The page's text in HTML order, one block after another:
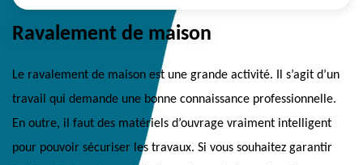
Ravalement de maison
Le ravalement de maison est une grande activité. Il s’agit d’un
travail qui demande une bonne connaissance professionnelle.
En outre, il faut des matériels d’ouvrage vraiment intelligent
pour pouvoir sécuriser les travaux. Si vous souhaitez garantir